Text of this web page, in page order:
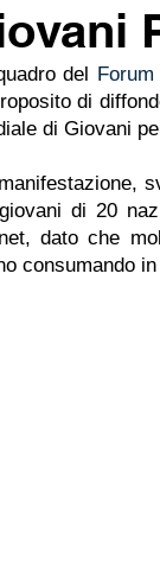
del
di
di Giovani
di 20
dato che
consumando